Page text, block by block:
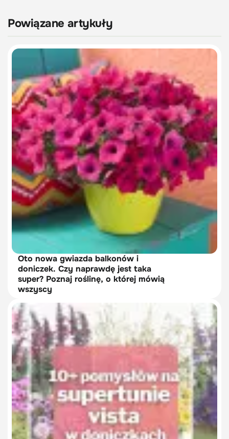
Powiązane artykuły
Oto nowa gwiazda balkonów i
doniczek. Czy naprawdę jest taka
super? Poznaj roślinę, o której mówią
wszyscy